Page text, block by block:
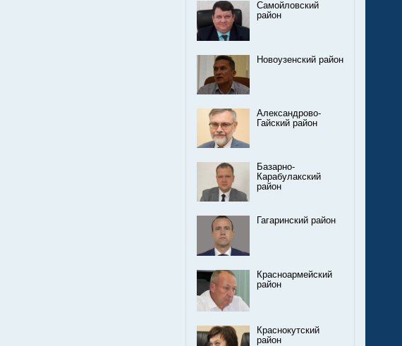
Самойловский
район
Новоузенский район
Александрово-
Гайский район
Базарно-
Карабулакский
район
Гагаринский район
Красноармейский
район
Краснокутский
район